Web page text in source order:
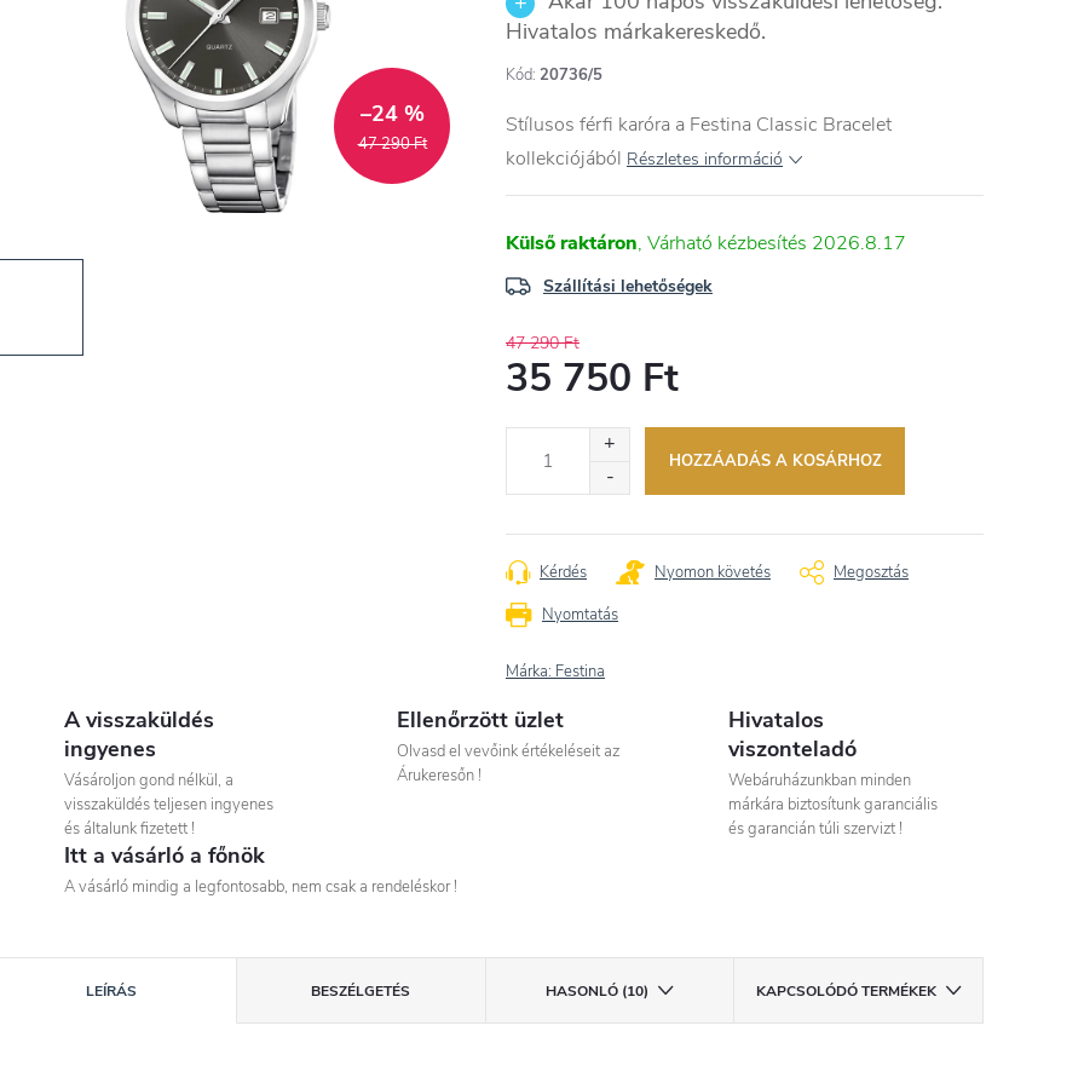
47 290 Ft
–24 %
Hivatalos márkakereskedő.
Kód: 20736/5
Stílusos férfi karóra a Festina Classic Bracelet
kollekciójából Részletes információ
Külső raktáron 2026.8.17
Szállítási lehetőségek
47 290 Ft
35 750 Ft
HOZZÁADÁS A KOSÁRHOZ
Nyomtatás
Kérdés Nyomon követés Megosztás
Márka: Festina
A visszaküldés
ingyenes
Vásároljon gond nélkül, a
visszaküldés teljesen ingyenes
és általunk fizetett !
Ellenőrzött üzlet
Olvasd el vevőink értékeléseit az
Árukeresőn !
Hivatalos
viszonteladó
Webáruházunkban minden
márkára biztosítunk garanciális
és garancián túli szervizt !
Itt a vásárló a főnök
A vásárló mindig a legfontosabb, nem csak a rendeléskor !
LEÍRÁS BESZÉLGETÉS HASONLÓ (10) KAPCSOLÓDÓ TERMÉKEK